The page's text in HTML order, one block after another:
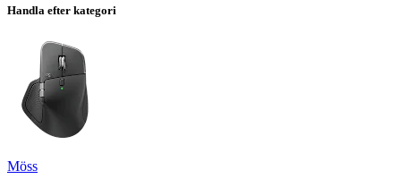
Handla efter kategori
Möss